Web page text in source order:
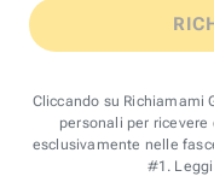
Cliccando su Richiamami
personali per
esclusivamente nelle
#1.